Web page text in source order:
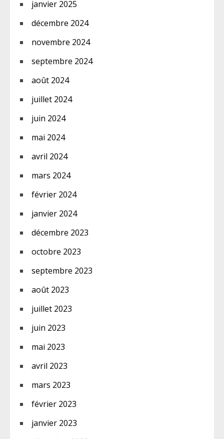
janvier 2025
décembre 2024
novembre 2024
septembre 2024
août 2024
juillet 2024
juin 2024
mai 2024
avril 2024
mars 2024
février 2024
janvier 2024
décembre 2023
octobre 2023
septembre 2023
août 2023
juillet 2023
juin 2023
mai 2023
avril 2023
mars 2023
février 2023
janvier 2023